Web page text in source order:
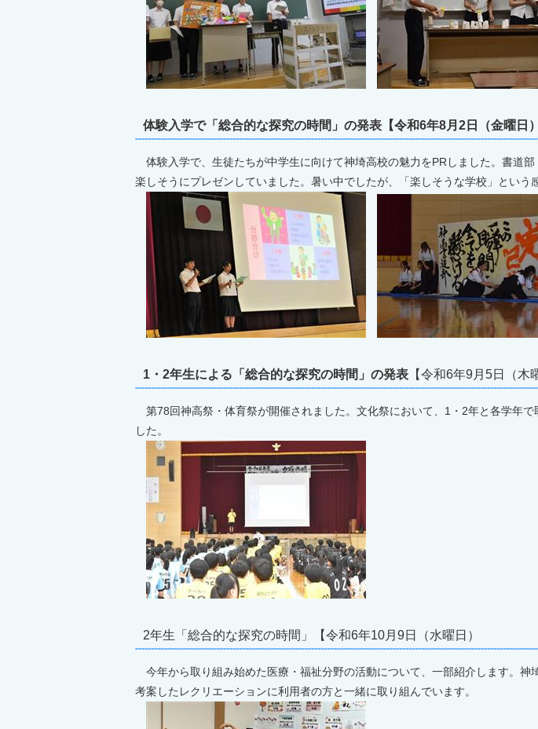
体験入学で「総合的な探究の時間」の発表【令和6年8月2日（金曜日）
体験入学で、生徒たちが中学生に向けて神埼高校の魅力をPRしました。書道
楽しそうにプレゼンしていました。暑い中でしたが、「楽しそうな学校」という
1・2年生による「総合的な探究の時間」の発表 【令和6年9月5日（木
第78回神高祭・体育祭が開催されました。文化祭において、1・2年と各学年
した。
2年生「総合的な探究の時間」【令和6年10月9日（水曜日）
今年から取り組み始めた医療・福祉分野の活動について、一部紹介します。
考案したレクリエーションに利用者の方と一緒に取り組んでいます。